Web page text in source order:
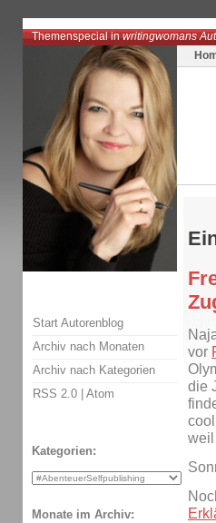
Themenspecial inwritingwomans
vor
die
weil
Start Autorenblog
Archiv nach Monaten
Archiv nach Kategorien
RSS 2.0 | Atom
Kategorien:
Monate im Archiv: